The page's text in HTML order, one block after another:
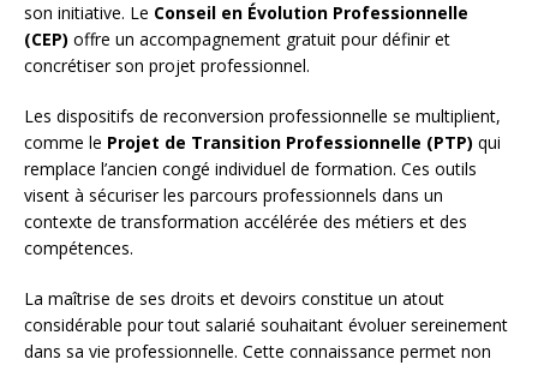
son initiative. Le Conseil en Évolution Professionnelle
(CEP) offre un accompagnement gratuit pour définir et
concrétiser son projet professionnel.
Les dispositifs de reconversion professionnelle se multiplient,
comme le Projet de Transition Professionnelle (PTP) qui
remplace l’ancien congé individuel de formation. Ces outils
visent à sécuriser les parcours professionnels dans un
contexte de transformation accélérée des métiers et des
compétences.
La maîtrise de ses droits et devoirs constitue un atout
considérable pour tout salarié souhaitant évoluer sereinement
dans sa vie professionnelle. Cette connaissance permet non